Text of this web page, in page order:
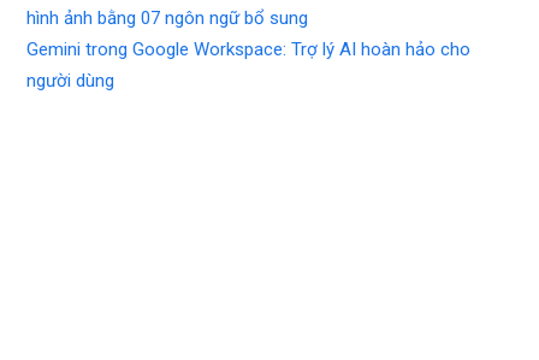
hình ảnh bằng 07 ngôn ngữ bổ sung
Gemini trong Google Workspace: Trợ lý AI hoàn hảo cho
người dùng